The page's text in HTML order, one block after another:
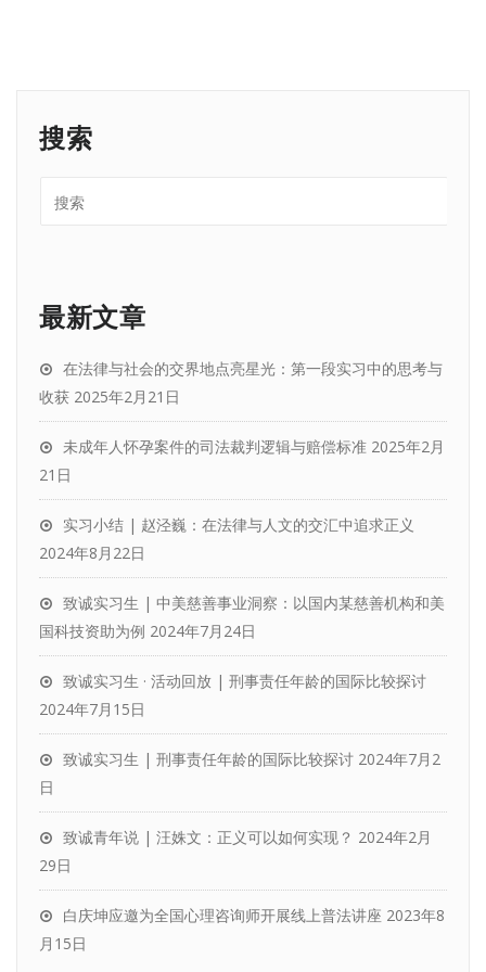
搜索
最新文章
在法律与社会的交界地点亮星光：第一段实习中的思考与
收获 2025年2月21日
未成年人怀孕案件的司法裁判逻辑与赔偿标准 2025年2月
21日
实习小结 | 赵泾巍：在法律与人文的交汇中追求正义
2024年8月22日
致诚实习生 | 中美慈善事业洞察：以国内某慈善机构和美
国科技资助为例 2024年7月24日
致诚实习生 · 活动回放 | 刑事责任年龄的国际比较探讨
2024年7月15日
致诚实习生 | 刑事责任年龄的国际比较探讨 2024年7月2
日
致诚青年说 | 汪姝文：正义可以如何实现？ 2024年2月
29日
白庆坤应邀为全国心理咨询师开展线上普法讲座 2023年8
月15日